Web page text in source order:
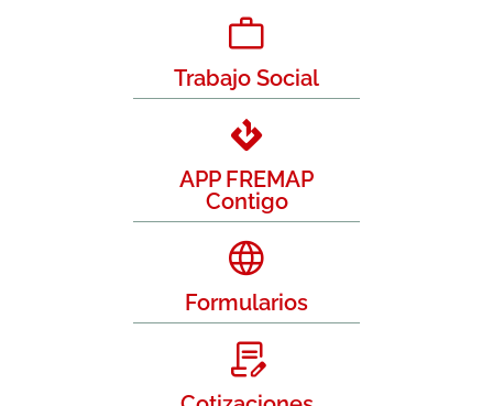
Trabajo Social
APP FREMAP
Contigo
Formularios